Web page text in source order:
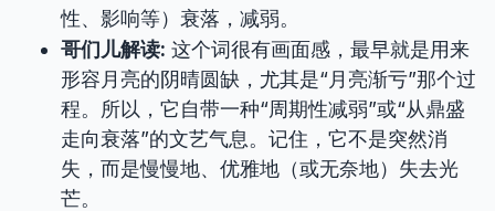
性、影响等）衰落，减弱。
哥们儿解读: 这个词很有画面感，最早就是用来
形容月亮的阴晴圆缺，尤其是“月亮渐亏”那个过
程。所以，它自带一种“周期性减弱”或“从鼎盛
走向衰落”的文艺气息。记住，它不是突然消
失，而是慢慢地、优雅地（或无奈地）失去光
芒。